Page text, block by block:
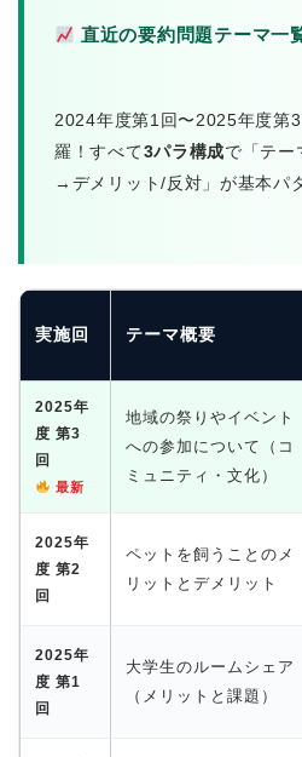
直近の要約問題テーマ一
2024年度第1回〜2025年度第
羅！すべて3パラ構成で「テ
→デメリット/反対」が基本パ
実施回 テーマ概要
2025年
度 第3
回
最新
地域の祭りやイベント
への参加について（コ
ミュニティ・文化）
2025年
度 第2
回
ペットを飼うことのメ
リットとデメリット
2025年
度 第1
回
大学生のルームシェア
（メリットと課題）